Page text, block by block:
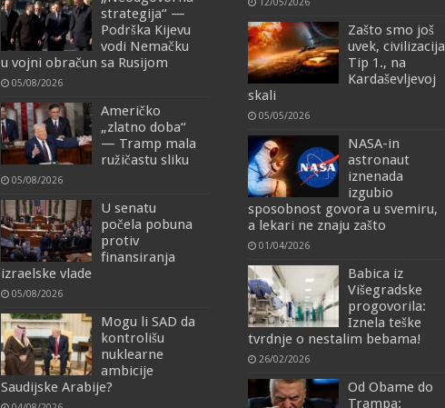
strategija“ —
Podrška Kijevu
vodi Nemačku
u vojni obračun sa Rusijom
05/08/2026
Američko
„zlatno doba“
— Tramp mala
ružičastu sliku
05/08/2026
U senatu
počela pobuna
protiv
finansiranja
izraelske vlade
05/08/2026
Mogu li SAD da
kontrolišu
nuklearne
ambicije
Saudijske Arabije?
Zašto smo još
uvek, civilizacija
Tip 1., na
Kardaševljevoj
skali
05/05/2026
NASA-in
astronaut
iznenada
izgubio
sposobnost govora u svemiru,
a lekari ne znaju zašto
01/04/2026
Babica iz
Višegradske
progovorila:
Iznela teške
tvrdnje o nestalim bebama!
26/02/2026
Od Obame do
Trampa: